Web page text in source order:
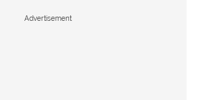
Advertisement